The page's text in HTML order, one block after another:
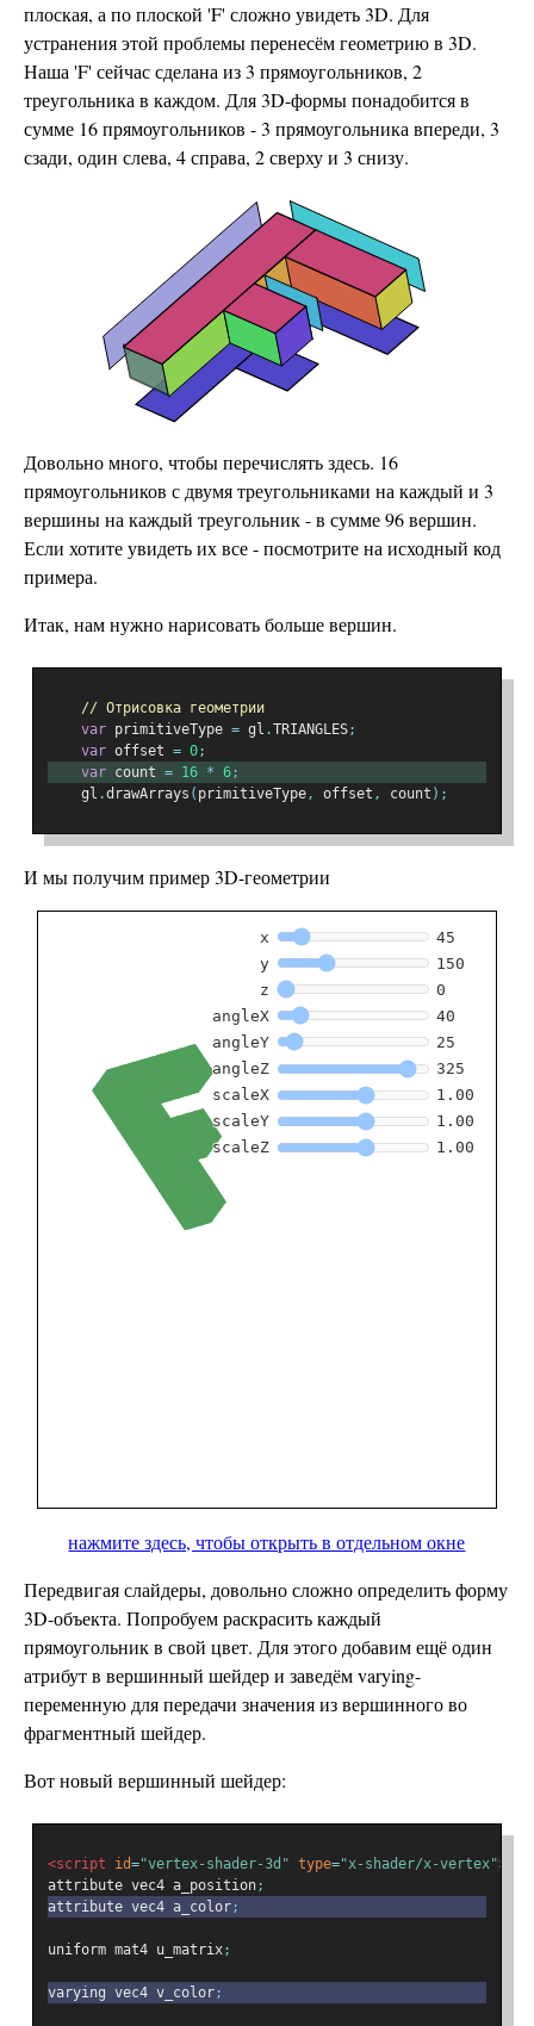
плоская, а по плоской 'F' сложно увидеть 3D. Для
устранения этой проблемы перенесём геометрию в 3D.
Наша 'F' сейчас сделана из 3 прямоугольников, 2
треугольника в каждом. Для 3D-формы понадобится в
сумме 16 прямоугольников - 3 прямоугольника впереди, 3
сзади, один слева, 4 справа, 2 сверху и 3 снизу.
Довольно много, чтобы перечислять здесь. 16
прямоугольников с двумя треугольниками на каждый и 3
вершины на каждый треугольник - в сумме 96 вершин.
Если хотите увидеть их все - посмотрите на исходный код
примера.
Итак, нам нужно нарисовать больше вершин.
// Отрисовка геометрии
var primitiveType = gl .TRIANGLES;
var offset = 0;
var count = 16 * 6;
    gl
.drawArrays ( primitiveType, offset , count );
И мы получим пример 3D-геометрии
нажмите здесь, чтобы открыть в отдельном окне
Передвигая слайдеры, довольно сложно определить форму
3D-объекта. Попробуем раскрасить каждый
прямоугольник в свой цвет. Для этого добавим ещё один
атрибут в вершинный шейдер и заведём varying-
переменную для передачи значения из вершинного во
фрагментный шейдер.
Вот новый вершинный шейдер:
<script id="vertex-shader-3d" type="x-shader/x-vertex">
attribute vec4 a_position;
attribute vec4 a_color;
uniform mat4 u_matrix;
varying vec4 v_color;